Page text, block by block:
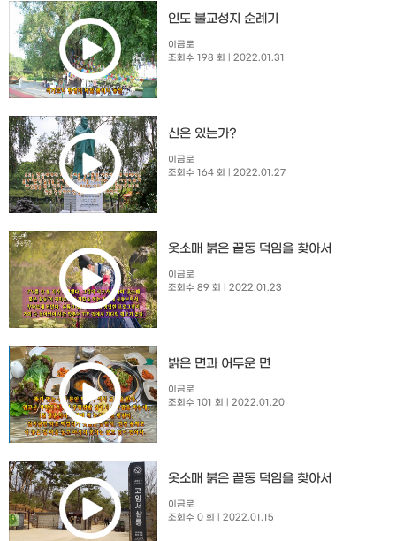
인도 불교성지 순례기
이금로
조회수 198 회
| 2022.01.31
신은 있는가?
이금로
조회수 164 회
| 2022.01.27
옷소매 붉은 끝동 덕임을 찾아서
이금로
조회수 89 회
| 2022.01.23
밝은 면과 어두운 면
이금로
조회수 101 회
| 2022.01.20
옷소매 붉은 끝동 덕임을 찾아서
이금로
조회수 0 회
| 2022.01.15